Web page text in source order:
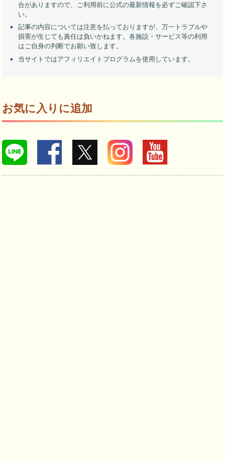
合がありますので、ご利用前に公式の最新情報を必ずご確認下さ
い。
記事の内容については注意を払っておりますが、万一トラブルや
損害が生じても責任は負いかねます。各施設・サービス等の利用
はご自身の判断でお願い致します。
当サイトではアフィリエイトプログラムを使用しています。
お気に入りに追加